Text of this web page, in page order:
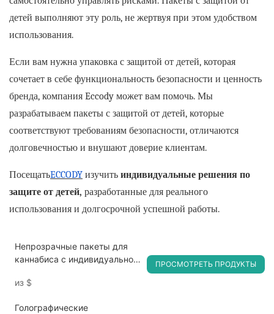
детей выполняют эту роль, не жертвуя при этом удобством
использования.
Если вам нужна упаковка с защитой от детей, которая
сочетает в себе функциональность безопасности и ценность
бренда, компания Eccody может вам помочь. Мы
разрабатываем пакеты с защитой от детей, которые
соответствуют требованиям безопасности, отличаются
долговечностью и внушают доверие клиентам.
ПосещатьECCODY изучить индивидуальные решения по
защите от детей, разработанные для реального
использования и долгосрочной успешной работы.
Непрозрачные пакеты для
каннабиса с индивидуальной
детей.
из $
ПРОСМОТРЕТЬ ПРОДУКТЫ
Голографические